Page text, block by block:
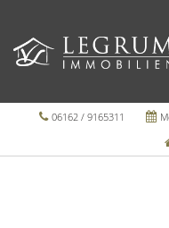
06162 / 9165311